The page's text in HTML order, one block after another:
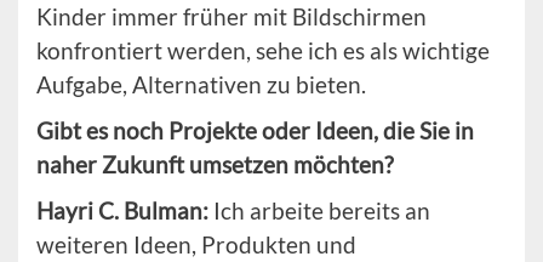
Kinder immer früher mit Bildschirmen
konfrontiert werden, sehe ich es als wichtige
Aufgabe, Alternativen zu bieten.
Gibt es noch Projekte oder Ideen, die Sie in
naher Zukunft umsetzen möchten?
Hayri C. Bulman: Ich arbeite bereits an
weiteren Ideen, Produkten und